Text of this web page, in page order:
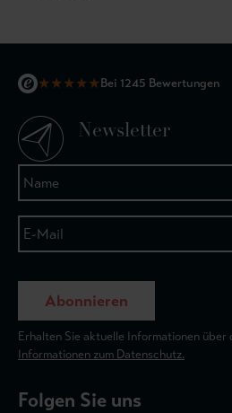
★★★★★Bei 1245 Bewertungen
Newsletter
Abonnieren
Erhalten Sie aktuelle Informationen über
Informationen zum Datenschutz.
Folgen Sie uns